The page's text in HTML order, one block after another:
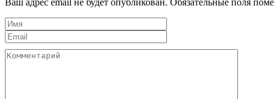
Ваш адрес email не будет опубликован. Обязательные поля